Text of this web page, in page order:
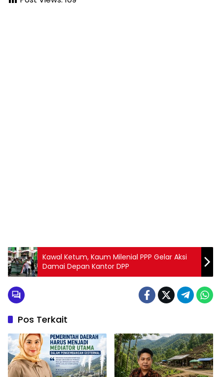
Kawal Ketum, Kaum Milenial PPP Gelar Aksi
Damai Depan Kantor DPP
Pos Terkait